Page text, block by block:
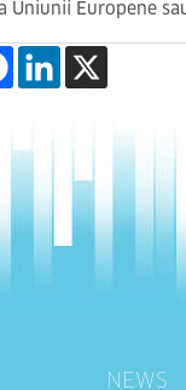
Europene
NEWS